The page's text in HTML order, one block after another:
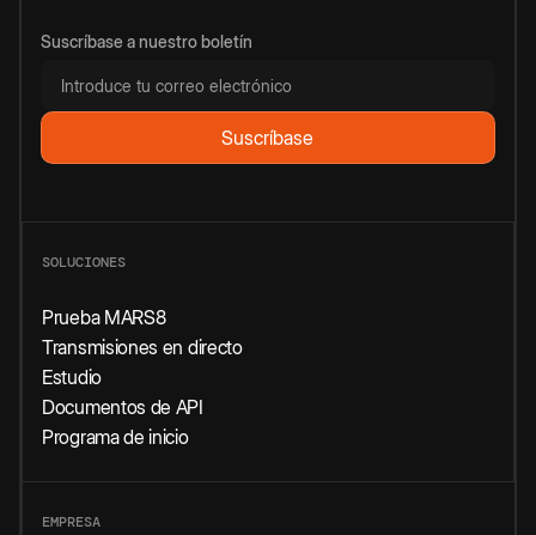
Suscríbase a nuestro boletín
SOLUCIONES
Prueba MARS8
Transmisiones en directo
Estudio
Documentos de API
Programa de inicio
EMPRESA